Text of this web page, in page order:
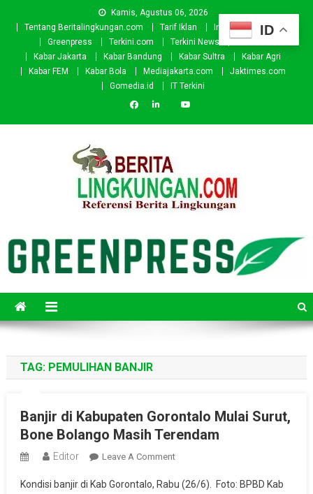
Kamis, Agustus 06, 2026
Tentang Beritalingkungan.com
Tarif Iklan Investor
Donasi
Greenpress
Terkini.com Terkini News
Kabar.id
Kabar Jakarta
Kabar Bandung Kabar Sultra
Kabar Agri
Kabar FEM
Kabar Bola Mediajakarta.com
Jaktimes.com
Gomedia.id
IT Terkini
TAG: PEMULIHAN BANJIR
Banjir di Kabupaten Gorontalo Mulai Surut,
Bone Bolango Masih Terendam
Editor Leave A CommentOn
Di
Kondisi banjir di Kab Gorontalo, Rabu (26/6). Foto: BPBD Kab
ID